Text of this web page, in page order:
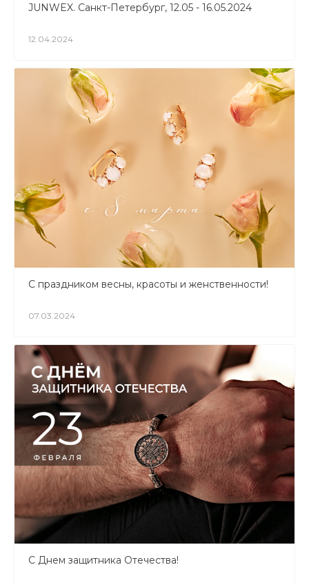
JUNWEX. Санкт-Петербург, 12.05 - 16.05.2024
12.04.2024
С праздником весны, красоты и женственности!
07.03.2024
С Днем защитника Отечества!